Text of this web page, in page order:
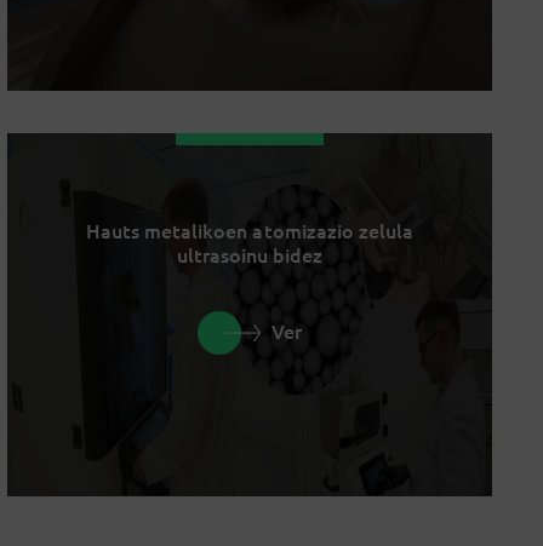
Hauts metalikoen atomizazio zelula
ultrasoinu bidez
Ver